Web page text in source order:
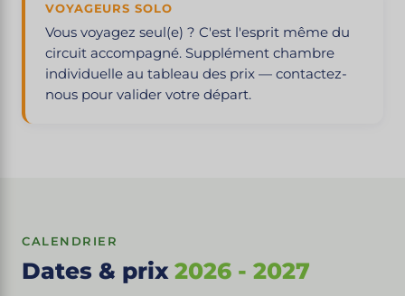
VOYAGEURS SOLO
Vous voyagez seul(e) ? C'est l'esprit même du
circuit accompagné. Supplément chambre
individuelle au tableau des prix — contactez-
nous pour valider votre départ.
CALENDRIER
Dates & prix 2026 - 2027